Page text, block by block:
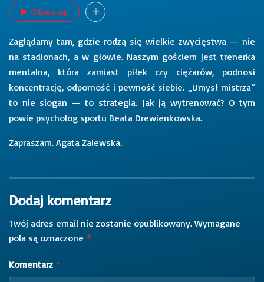
Odtwarzaj
Zaglądamy tam, gdzie rodzą się wielkie zwycięstwa — nie
na stadionach, a w głowie. Naszym gościem jest trenerka
mentalna, która zamiast piłek czy ciężarów, podnosi
koncentrację, odporność i pewność siebie. „Umysł mistrza”
to nie slogan — to strategia. Jak ją wytrenować? O tym
powie psycholog sportu Beata Drewienkowska.
Zapraszam. Agata Zalewska.
Dodaj komentarz
Twój adres email nie zostanie opublikowany. Wymagane
pola są oznaczone *
Komentarz *